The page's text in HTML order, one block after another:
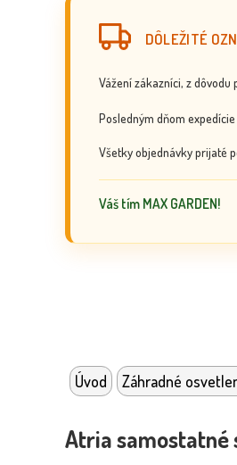
DÔLEŽITÉ
Vážení zákazníci, z dôvodu
Posledným dňom
Všetky objednávky prijaté
Váš tím MAX GARDEN!
Úvod Záhradné
Atria samostatné